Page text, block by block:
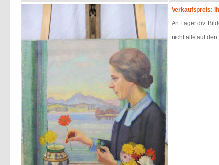
Verkaufspreis:
An Lager div.
nicht alle auf den